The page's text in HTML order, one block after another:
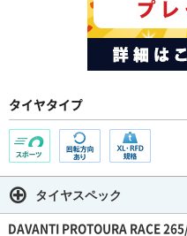
タイヤタイプ
タイヤスペック
DAVANTI PROTOURA RACE